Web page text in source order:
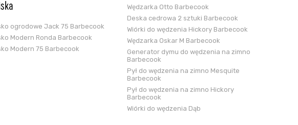
ogrodowe Jack 75 Barbecook
Modern Ronda Barbecook
Modern 75 Barbecook
Wędzarka Otto Barbecook
Deska cedrowa 2 sztuki Barbecook
Wiórki do wędzenia Hickory Barbecook
Wędzarka Oskar M Barbecook
Generator dymu do wędzenia na zimno
Barbecook
Pył do wędzenia na zimno Mesquite
Barbecook
Pył do wędzenia na zimno Hickory
Barbecook
Wiórki do wędzenia Dąb